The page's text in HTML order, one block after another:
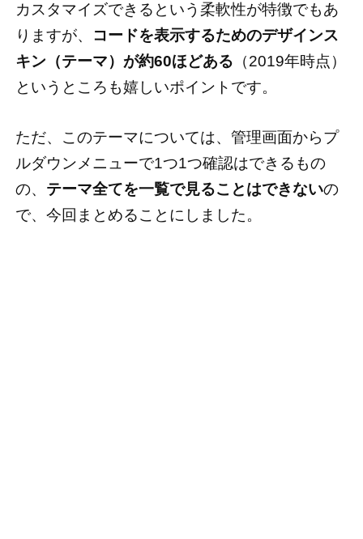
カスタマイズできるという柔軟性が特徴でもあ
りますが、
コードを表示するためのデザインス
キン（テーマ）が約60ほどある （2019年時点）
というところも嬉しいポイントです。
ただ、このテーマについては、管理画面からプ
ルダウンメニューで1つ1つ確認はできるもの
の、 テーマ全てを一覧で見ることはできないの
で、今回まとめることにしました。